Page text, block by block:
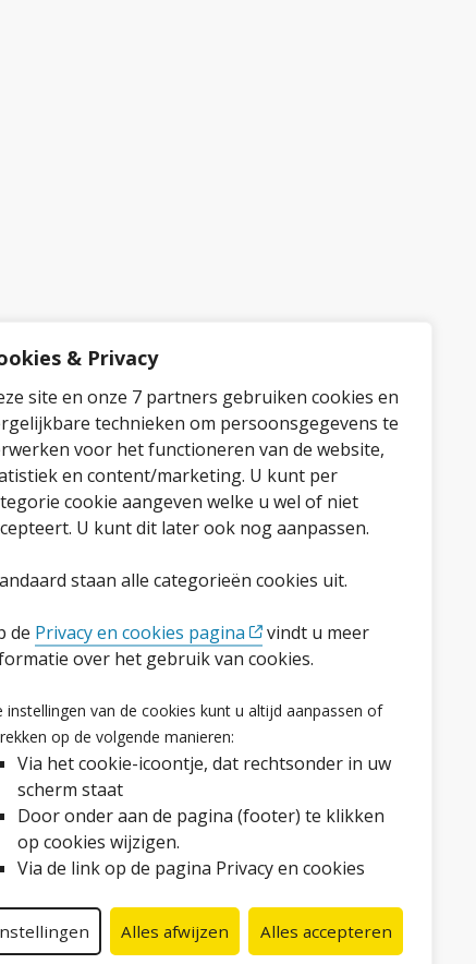
& Privacy
site en onze 7 partners gebruiken cookies en
technieken om persoonsgegevens te
voor het functioneren van de website,
en content/marketing. U kunt per
cookie aangeven welke u wel of niet
U kunt dit later ook nog aanpassen.
staan alle categorieën cookies uit.
de Privacy en cookies pagina
vindt u meer
over het gebruik van cookies.
instellingen van de cookies kunt u altijd aanpassen of
op de volgende manieren:
Via het cookie-icoontje, dat rechtsonder in uw
scherm staat
Door onder aan de pagina (footer) te klikken
op cookies wijzigen.
Via de link op de pagina Privacy en cookies
Alles afwijzen Alles accepteren
Facebook
LinkedInInstagram